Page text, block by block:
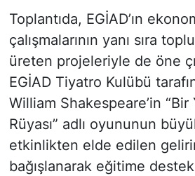
Toplantıda, EGİAD’ın
çalışmalarının yanı sıra
üreten projeleriyle de öne
EGİAD Tiyatro Kulübü
William Shakespeare’in “Bir
Rüyası” adlı oyununun
etkinlikten elde edilen
bağışlanarak eğitime destek